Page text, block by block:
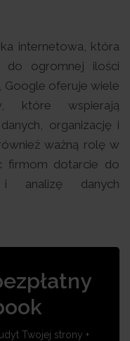
internetowa, która
do ogromnej ilości
Google oferuje wiele
które wspierają
organizację i
ważną rolę w
firmom dotarcie do
analizę danych
Twojej strony +